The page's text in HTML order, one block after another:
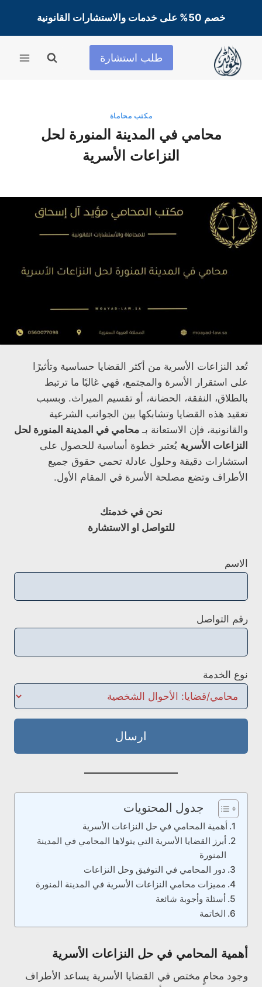
المحتوى
خصم 50% على خدمات والاستشارات القانونية
طلب استشارة
مكتب محاماة
محامي في المدينة المنورة لحل
النزاعات الأسرية
تُعد النزاعات الأسرية من أكثر القضايا حساسية وتأثيرًا
على استقرار الأسرة والمجتمع، فهي غالبًا ما ترتبط
بالطلاق، النفقة، الحضانة، أو تقسيم الميراث. وبسبب
تعقيد هذه القضايا وتشابكها بين الجوانب الشرعية
والقانونية، فإن الاستعانة بـ محامي في المدينة المنورة لحل
النزاعات الأسرية يُعتبر خطوة أساسية للحصول على
استشارات دقيقة وحلول عادلة تحمي حقوق جميع
الأطراف وتضع مصلحة الأسرة في المقام الأول.
نحن في خدمتك
للتواصل او الاستشارة
الاسم
رقم التواصل
نوع الخدمة
ارسال
جدول المحتويات
أهمية المحامي في حل النزاعات الأسرية
أبرز القضايا الأسرية التي يتولاها المحامي في المدينة
المنورة
دور المحامي في التوفيق وحل النزاعات
مميزات محامي النزاعات الأسرية في المدينة المنورة
أسئلة وأجوبة شائعة
الخاتمة
أهمية المحامي في حل النزاعات الأسرية
وجود محامٍ مختص في القضايا الأسرية يساعد الأطراف